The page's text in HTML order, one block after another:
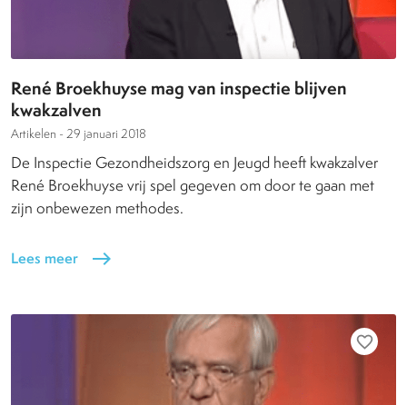
René Broekhuyse mag van inspectie blijven
kwakzalven
Artikelen - 29 januari 2018
De Inspectie Gezondheidszorg en Jeugd heeft kwakzalver
René Broekhuyse vrij spel gegeven om door te gaan met
zijn onbewezen methodes.
Lees meer east
favorite_border